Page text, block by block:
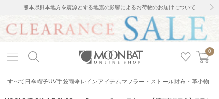
熊本県熊本地方を震源とする地震の影響によるお荷物のお届けについて
0
すべて 日傘帽子UV手袋雨傘レインアイテムマフラー・ストール財布・革小物